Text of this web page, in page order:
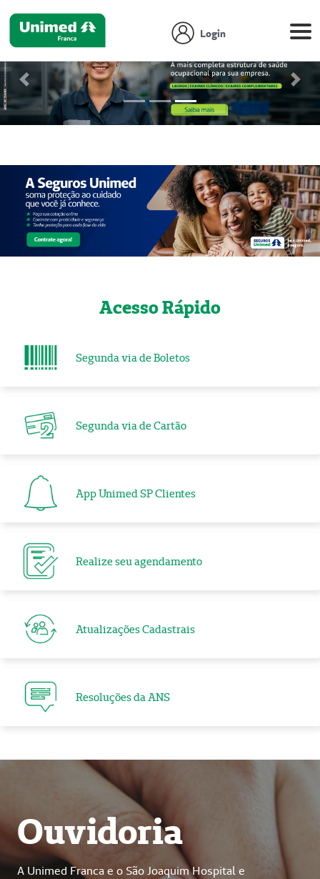
Login
Focus first slide
Focus second slide
Focus third slide
Previous Next
Acesso Rápido
Segunda via de Boletos
Segunda via de Cartão
App Unimed SP Clientes
Realize seu agendamento
Atualizações Cadastrais
Resoluções da ANS
Ouvidoria
A Unimed Franca e o São Joaquim Hospital e